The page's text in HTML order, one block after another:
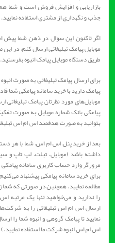
بازاریابی و افزایش فروش است و شما هم‌
جذب و نگهداری از مشتری استفاده نمایید.
اگر تاکنون این سوال در ذهن شما پیش
موبایل پیامک تبلیغاتی ارسال کنم، در
طریق دستگاه موبایل پیامک انبوه بفرستید.
برای ارسال پیامک تبلیغاتی به صورت
پیامک دارید با خرید سامانه پیامکی شما
موبایل‌های مورد نظرتان پیامک تبلیغاتی
پیامکی بانک شماره موبایل به صورت
بتوانید به صورت هدفمند اس ام اس
بعد از خرید پنل اس ام اس، شما با هر
داشته باشد (موبایل، تبلت، لپ تاپ و
مرورگر وارد حساب کاربری سامانه پیامکی
برای خرید سامانه پیامکی پیشنهاد می‌کنیم
مطالعه نمایید. همچنین در صورتی که شما
را ندارید و می‌خواهید تنها یک مرتبه اس
ارسال اس ام اس تبلیغاتی را به
نمایید تا پیامک گروهی و انبوه شما را
اس ام اس انبوه شرکت ما استفاده نمایید.)